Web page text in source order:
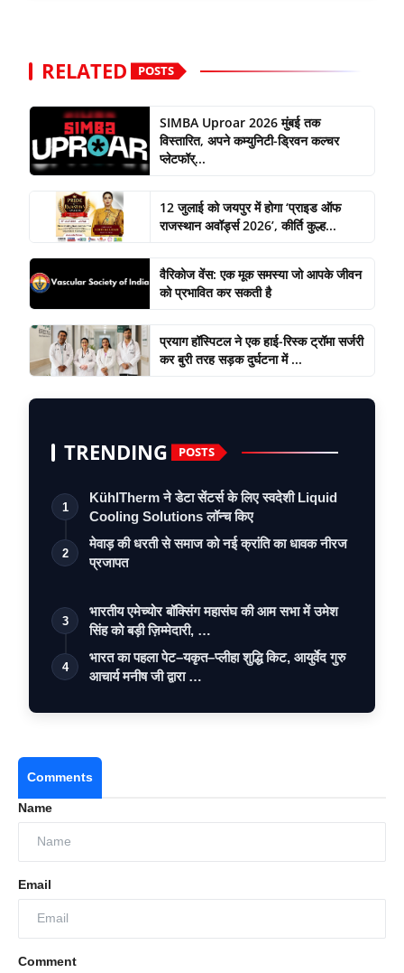
RELATED POSTS
SIMBA Uproar 2026 मुंबई तक
विस्तारित, अपने कम्युनिटी-ड्रिवन कल्चर
प्लेटफॉर्...
12 जुलाई को जयपुर में होगा ‘प्राइड ऑफ
राजस्थान अवॉर्ड्स 2026’, कीर्ति कुल्ह...
वैरिकोज वेंस: एक मूक समस्या जो आपके जीवन
को प्रभावित कर सकती है
प्रयाग हॉस्पिटल ने एक हाई-रिस्क ट्रॉमा सर्जरी
कर बुरी तरह सड़क दुर्घटना में ...
TRENDING POSTS
1
KühlTherm ने डेटा सेंटर्स के लिए स्वदेशी Liquid
Cooling Solutions लॉन्च किए
2
मेवाड़ की धरती से समाज को नई क्रांति का धावक नीरज
प्रजापत
3
भारतीय एमेच्योर बॉक्सिंग महासंघ की आम सभा में उमेश
सिंह को बड़ी ज़िम्मेदारी, …
4
भारत का पहला पेट–यकृत–प्लीहा शुद्धि किट, आयुर्वेद गुरु
आचार्य मनीष जी द्वारा …
Comments
Name
Email
Comment